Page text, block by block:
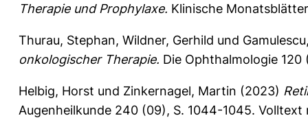
Therapie und Prophylaxe. Klinische
Thurau, Stephan, Wildner, Gerhild und
onkologischer Therapie. Die Ophthalmologie
Helbig, Horst und Zinkernagel, Martin (2023)
Augenheilkunde 240 (09), S. 1044-1045. Volltext